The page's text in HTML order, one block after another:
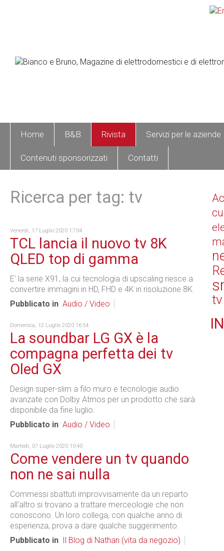
Home B&B Rivista Servizi per le aziende
Contenuti sponsorizzati Contatti
Ricerca per tag: tv
Venerdì, 17 Luglio 2020 17:04
TCL lancia il nuovo tv 8K
QLED top di gamma
E' la serie X91, la cui tecnologia di upscaling riesce a
convertire immagini in HD, FHD e 4K in risoluzione 8K.
Pubblicato in Audio / Video
Domenica, 12 Luglio 2020 16:54
La soundbar LG GX è la
compagna perfetta dei tv
Oled GX
Design super-slim a filo muro e tecnologie audio
avanzate con Dolby Atmos per un prodotto che sarà
disponibile da fine luglio.
Pubblicato in Audio / Video
Martedì, 07 Luglio 2020 10:40
Come vendere un tv quando
non ne sai nulla
Commessi sbattuti improvvisamente da un reparto
all’altro si trovano a trattare merceologie che non
conoscono. Un loro collega, con qualche anno di
esperienza, prova a dare qualche suggerimento.
Pubblicato in
Il Blog di Nathan (vita da negozio)
tv
IN